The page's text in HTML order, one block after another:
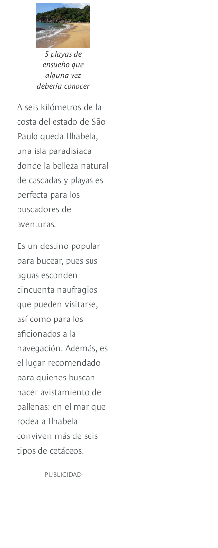
5 playas de
ensueño que
alguna vez
debería conocer
A seis kilómetros de la
costa del estado de São
Paulo queda Ilhabela,
una isla paradisiaca
donde la belleza natural
de cascadas y playas es
perfecta para los
buscadores de
aventuras.
Es un destino popular
para bucear, pues sus
aguas esconden
cincuenta naufragios
que pueden visitarse,
así como para los
aficionados a la
navegación. Además, es
el lugar recomendado
para quienes buscan
hacer avistamiento de
ballenas: en el mar que
rodea a Ilhabela
conviven más de seis
tipos de cetáceos.
PUBLICIDAD